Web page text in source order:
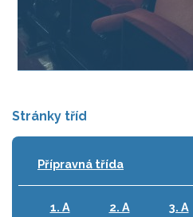
Stránky tříd
Přípravná třída
1. A 2. A 3. A